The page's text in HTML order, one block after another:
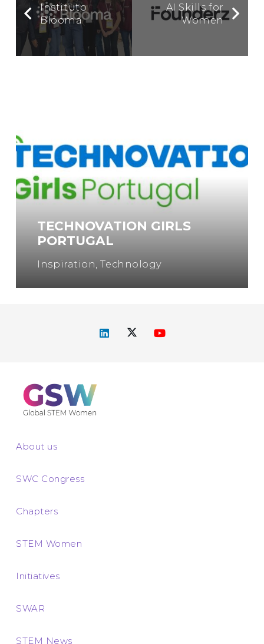
Instituto
Blooma
AI Skills for
Women
TECHNOVATION GIRLS
PORTUGAL
Inspiration ,Technology
About us
SWC Congress
Chapters
STEM Women
Initiatives
SWAR
STEM News